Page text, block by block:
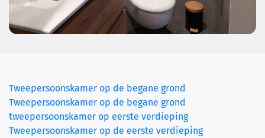
Tweepersoonskamer op de begane grond
Tweepersoonskamer op de begane grond
tweepersoonskamer op eerste verdieping(current)
Tweepersoonskamer op de eerste verdieping